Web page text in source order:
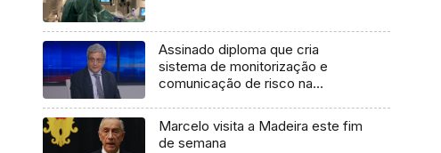
Assinado diploma que cria
sistema de monitorização e
comunicação de risco na
Marcelo visita a Madeira este fim
de semana